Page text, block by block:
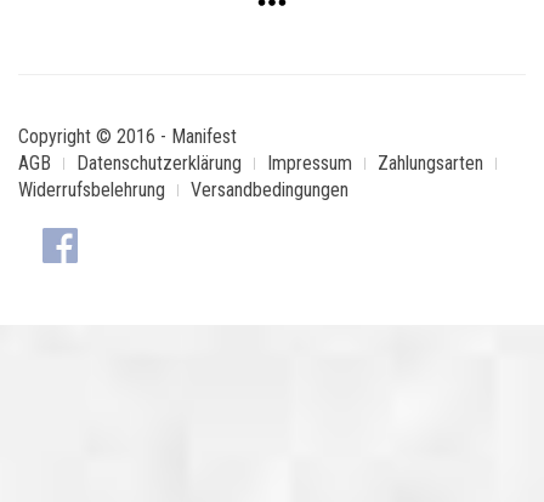
Copyright © 2016 - Manifest
AGB
Datenschutzerklärung Impressum
Zahlungsarten
Widerrufsbelehrung
Versandbedingungen